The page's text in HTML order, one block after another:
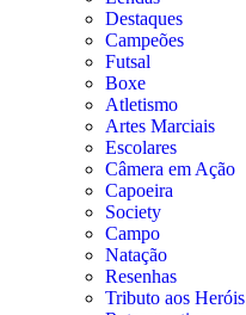
Destaques
Campeões
Futsal
Boxe
Atletismo
Artes Marciais
Escolares
Câmera em Ação
Capoeira
Society
Campo
Natação
Resenhas
Tributo aos Heróis